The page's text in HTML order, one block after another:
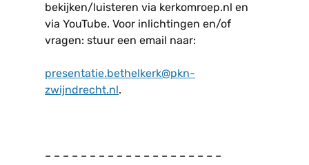
bekijken/luisteren via kerkomroep.nl en
via YouTube. Voor inlichtingen en/of
vragen: stuur een email naar:
presentatie.bethelkerk@pkn-
zwijndrecht.nl.
– – – – – – – – – – – – – – – – – – – –